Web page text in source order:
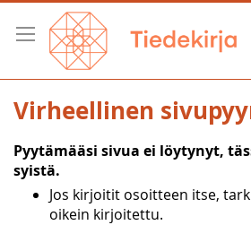
Skip
Content
Virheellinen
Pyytämääsi sivua ei löytynyt,
syistä.
Jos kirjoitit osoitteen itse,
oikein kirjoitettu.